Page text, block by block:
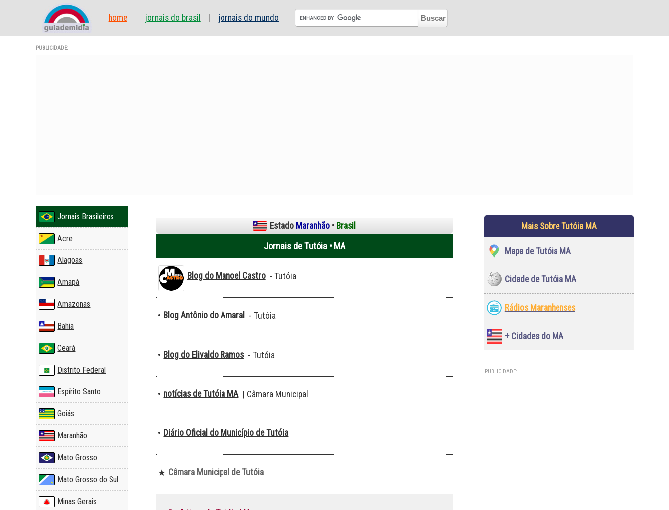
home jornais do brasil jornais do mundo
PUBLICIDADE:
Jornais Brasileiros
Acre
Alagoas
Amapá
Amazonas
Bahia
Ceará
Distrito Federal
Espírito Santo
Goiás
Maranhão
Mato Grosso
Mato Grosso do Sul
Minas Gerais
Estado Maranhão • Brasil
Jornais de Tutóia • MA
Blog do Manoel Castro - Tutóia
• Blog Antônio do Amaral - Tutóia
• Blog do Elivaldo Ramos - Tutóia
• notícias de Tutóia MA | Câmara Municipal
• Diário Oficial do Município de Tutóia
★ Câmara Municipal de Tutóia
Mais Sobre Tutóia MA
Mapa de Tutóia MA
Cidade de Tutóia MA
Rádios Maranhenses
+ Cidades do MA
PUBLICIDADE: